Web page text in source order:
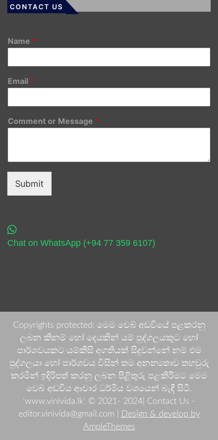
CONTACT US
Name *
Email *
Comment or Message *
Submit
Chat on WhatsApp (+94 77 359 6107)
Copyrights protected: මෙම වෙබ් අඩවියේ පළකරනු
ලබන කිනම් හෝ දෙයකින් යම් පුද්ගලයකුට හෝ
පාර්ශවයකට යම්කිසි අගතියක් සිදුවන්නේ නම් එම
පුද්ගලයා හෝ පාර්ශවය විසින් තම අනන්‍යතාව තහවුරු
කරමින් ඉදිරිපත් කරනු ලබන පිළිතුරු පළකිරීමට මෙම
වෙබ් අඩවිය ආචාර ධර්මීය වශයෙන් බැඳී සිටී.
'www.vinivida.lk' © 2021- 2024| Contact Us -
editor.vinivida@gmail.com |
Design & develop by
AmpleThemes